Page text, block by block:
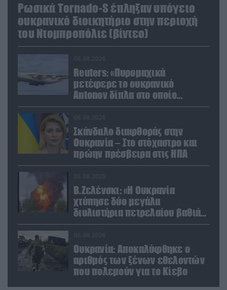
Ρωσικά Tornado-S έπληξαν υπόγειο
ουκρανικό διοικητήριο στην περιοχή
του Ντομπροπόλιε (βίντεο)
Reuters: «Πυρομαχικά
μετέφερε το ουκρανικό
Antonov δίπλα στο οποίο
βρέθηκε το drone στη Λειψία»
Σκάνδαλο διαφθοράς στην
Ουκρανία – Στο στόχαστρο και
πρώην πρέσβειρα στις ΗΠΑ
Β.Ζελένσκι: «Η Ουκρανία
χτύπησε δύο μεγάλα
διυλιστήρια πετρελαίου βαθιά
στη Ρωσία» (βίντεο)
Ουκρανία: Αποκαλύφθηκε ο
αριθμός των ξένων εθελοντών
που πολεμούν για το Κίεβο